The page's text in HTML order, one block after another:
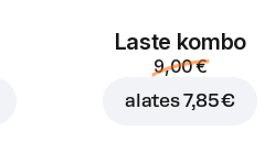
Laste kombo
9,00 €
alates7,85 €